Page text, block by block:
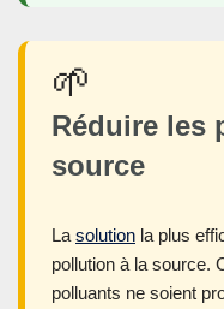
🌱
Réduire les
source
La solution la plus
pollution à la source.
polluants ne soient